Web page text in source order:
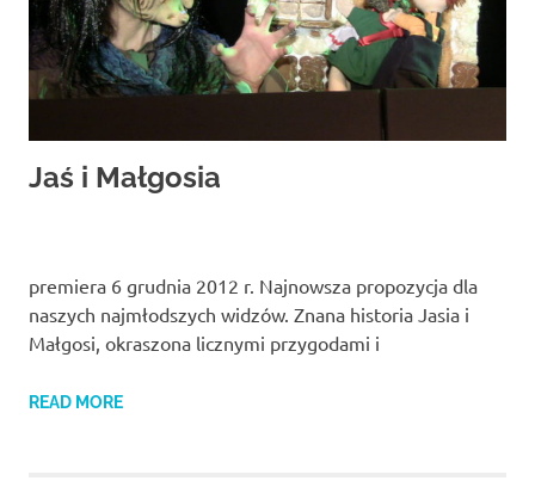
filmów.
Opole
teatr.
Jaś i Małgosia
premiera 6 grudnia 2012 r. Najnowsza propozycja dla
naszych najmłodszych widzów. Znana historia Jasia i
Małgosi, okraszona licznymi przygodami i
READ MORE